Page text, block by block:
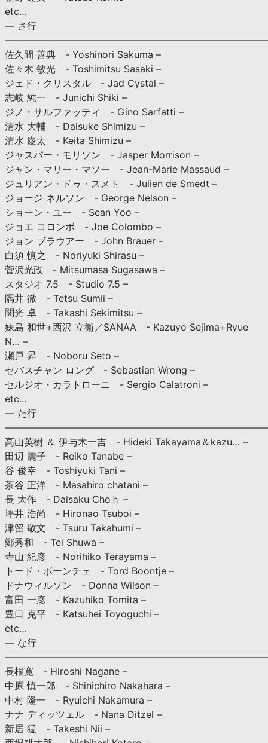
etc…
— さ行
佐久間 善典 - Yoshinori Sakuma –
佐々木 敏光 - Toshimitsu Sasaki –
ジェド・クリスタル - Jad Cystal –
志岐 純一 - Junichi Shiki –
ジノ・サルファッティ - Gino Sarfatti –
清水 大輔 - Daisuke Shimizu –
清水 慶太 - Keita Shimizu –
ジャスパー・モリソン - Jasper Morrison –
ジャン・マリー・マソー - Jean-Marie Massaud –
ジュリアン・ドゥ・スメト - Julien de Smedt –
ジョージ ネルソン - George Nelson –
ショーン・ユー - Sean Yoo –
ジョエ コロンボ - Joe Colombo –
ジョン ブラウアー - John Brauer –
白須 慎之 - Noriyuki Shirasu –
菅沢光政 - Mitsumasa Sugasawa –
スタジオ 7.5 - Studio 7.5 –
隅井 徹 - Tetsu Sumii –
関光 卓 - Takashi Sekimitsu –
妹島 和世+西沢 立衛／SANAA - Kazuyo Sejima+Ryue
N… –
瀬戸 昇 - Noboru Seto –
セバスチャン ロング - Sebastian Wrong –
セルジオ・カラトローニ - Sergio Calatroni –
etc…
— た行
高山英樹 ＆ 伊与木一吉 - Hideki Takayama＆kazu… –
田辺 麗子 - Reiko Tanabe –
谷 俊幸 - Toshiyuki Tani –
茶谷 正洋 - Masahiro chatani –
長 大作 - Daisaku Choｈ –
坪井 浩尚 - Hironao Tsuboi –
津留 敬文 - Tsuru Takahumi –
鄭秀和 - Tei Shuwa –
寺山 紀彦 - Norihiko Terayama –
トード・ボーンチェ - Tord Boontje –
ドナウィルソン - Donna Wilson –
富田 一彦 - Kazuhiko Tomita –
豊口 克平 - Katsuhei Toyoguchi –
etc…
— な行
長根寛 - Hiroshi Nagane –
中原 慎一郎 - Shinichiro Nakahara –
中村 隆一 - Ryuichi Nakamura –
ナナ ディッツェル - Nana Ditzel –
新居 猛 - Takeshi Nii –